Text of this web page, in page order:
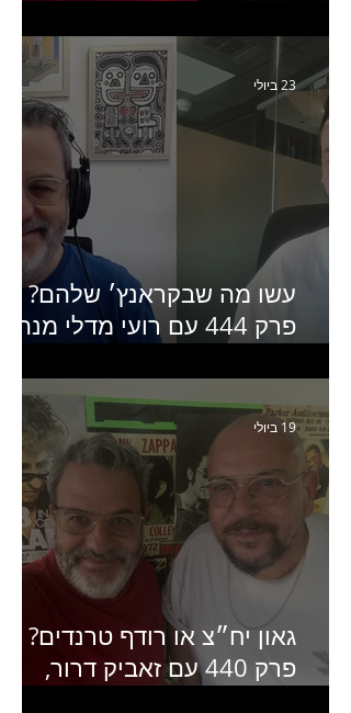
Humanz ישראל
עשו מה שבקראנץ׳ שלהם?
פרק 444 עם רועי מדלי מנהל
האחרון של קראנץ׳
23 ביולי
גאון יח״צ או רודף טרנדים?
פרק 440 עם זאביק דרור,
19 ביולי